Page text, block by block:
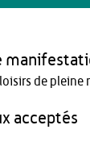
de pleine
acceptés